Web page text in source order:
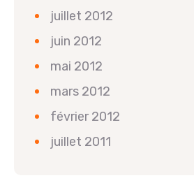
juillet 2012
juin 2012
mai 2012
mars 2012
février 2012
juillet 2011